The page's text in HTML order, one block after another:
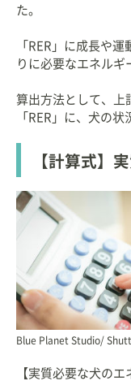
た。
「RER」に成長や
りに必要なエネルギ
算出方法として、上
「RER」に、犬の状
【計算式】
Blue Planet Studio/
【実質必要な犬のエ